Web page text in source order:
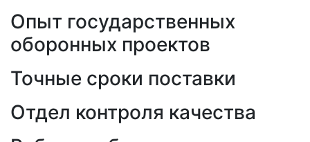
Опыт государственных
оборонных проектов
Точные сроки поставки
Отдел контроля качества